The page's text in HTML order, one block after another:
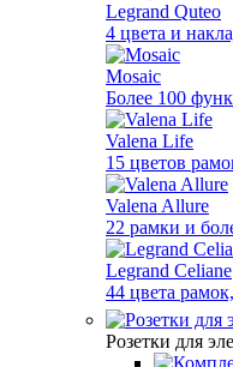
Legrand Quteo
4 цвета и
Mosaic
Более 100
Valena Life
15 цветов
Valena Allure
22 рамки и
Legrand Celiane
44 цвета
Розетки для